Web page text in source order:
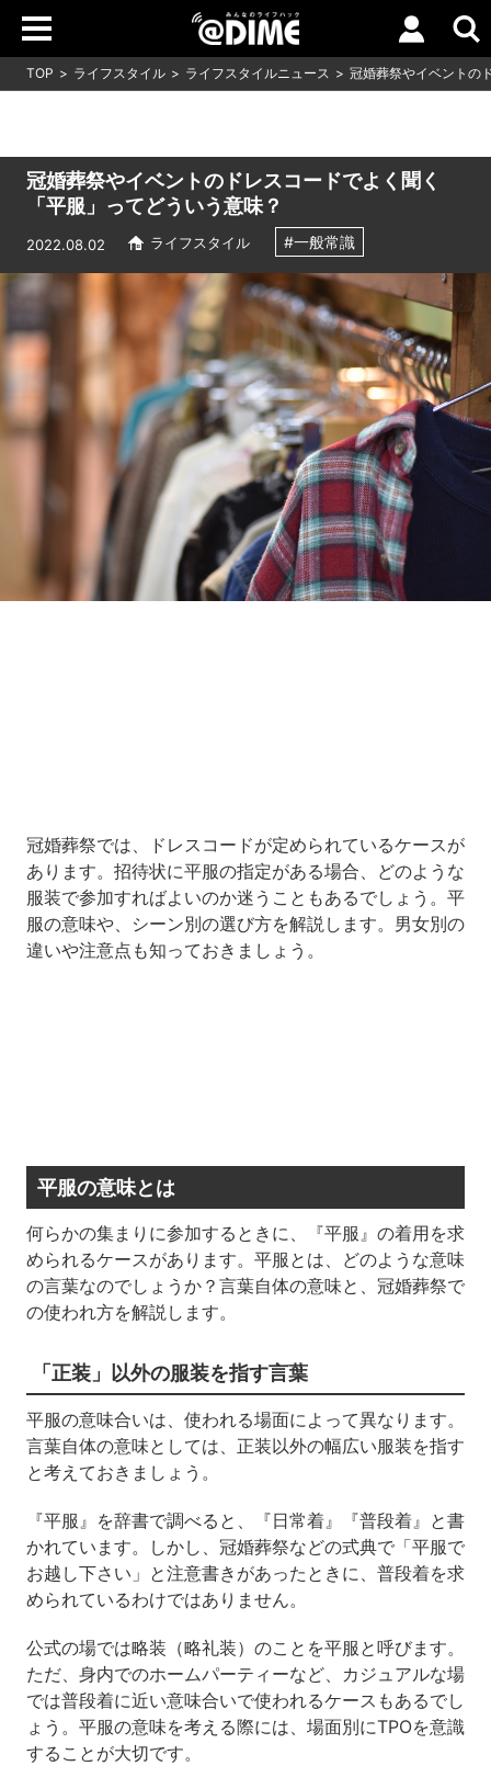
TOP ライフスタイル ライフスタイルニュース 冠婚葬祭やイベントの
冠婚葬祭やイベントのドレスコードでよく聞く
「平服」ってどういう意味？
2022.08.02 ライフスタイル #一般常識
冠婚葬祭では、ドレスコードが定められているケースが
あります。招待状に平服の指定がある場合、どのような
服装で参加すればよいのか迷うこともあるでしょう。平
服の意味や、シーン別の選び方を解説します。男女別の
違いや注意点も知っておきましょう。
平服の意味とは
何らかの集まりに参加するときに、『平服』の着用を求
められるケースがあります。平服とは、どのような意味
の言葉なのでしょうか？言葉自体の意味と、冠婚葬祭で
の使われ方を解説します。
「正装」以外の服装を指す言葉
平服の意味合いは、使われる場面によって異なります。
言葉自体の意味としては、正装以外の幅広い服装を指す
と考えておきましょう。
『平服』を辞書で調べると、『日常着』『普段着』と書
かれています。しかし、冠婚葬祭などの式典で「平服で
お越し下さい」と注意書きがあったときに、普段着を求
められているわけではありません。
公式の場では略装（略礼装）のことを平服と呼びます。
ただ、身内でのホームパーティーなど、カジュアルな場
では普段着に近い意味合いで使われるケースもあるでし
ょう。平服の意味を考える際には、場面別にTPOを意識
することが大切です。